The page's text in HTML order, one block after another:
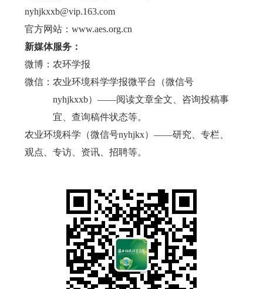
nyhjkxxb@vip.163.com
官方网站：www.aes.org.cn
新媒体服务：
微博：农环学报
微信：农业环境科学学报微平台（微信号
nyhjkxxb）——阅读文章全文、咨询投稿事
宜、查询稿件状态等。
农业环境科学（微信号nyhjkx）——研究、专栏、
观点、专访、资讯、招聘等。